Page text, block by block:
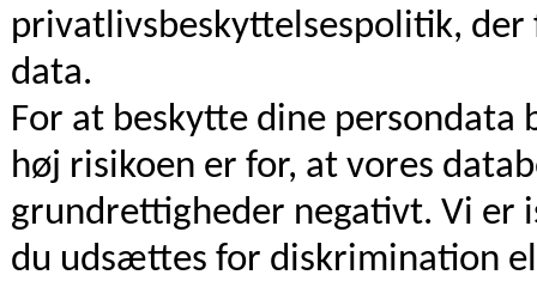
privatlivsbeskyttelsespolitik,
data.
For at beskytte dine
høj risikoen er for, at vores
grundrettigheder negativt. Vi
du udsættes for diskrimination